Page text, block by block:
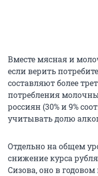
Вместе мясная и
если верить
составляют более
потребления
россиян (30% и 9%
учитывать долю
Отдельно на общем
снижение курса
Сизова, оно в